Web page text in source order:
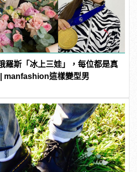
羅斯「冰上三娃」，每位都是真
manfashion這樣變型男